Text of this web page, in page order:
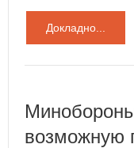
Докладно...
возможную